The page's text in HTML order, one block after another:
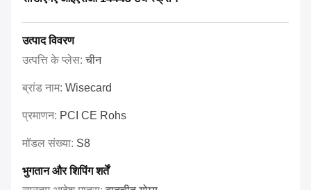
उत्पाद विवरण
उत्पत्ति के प्लेस:चीन
ब्रांड नाम: Wisecard
प्रमाणन: PCI CE Rohs
मॉडल संख्या: S8
भुगतान और शिपिंग शर्तें